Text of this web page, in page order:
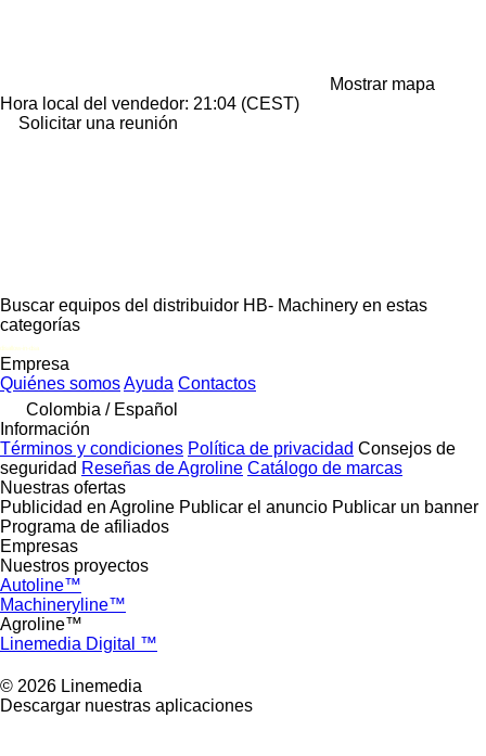
Mostrar mapa
Hora local del vendedor: 21:04 (CEST)
Solicitar una reunión
Buscar equipos del distribuidor HB- Machinery en estas
categorías
disallow-in-dsa
Empresa
Quiénes somosAyuda Contactos
Colombia / Español
Información
Términos y condiciones Política de privacidad Consejos de
seguridad Reseñas de Agroline Catálogo de marcas
Nuestras ofertas
Publicidad en Agroline Publicar el anuncio Publicar un banner
Programa de afiliados
Empresas
Nuestros proyectos
Autoline™
Machineryline™
Agroline™
Linemedia Digital ™
© 2026 Linemedia
Descargar nuestras aplicaciones